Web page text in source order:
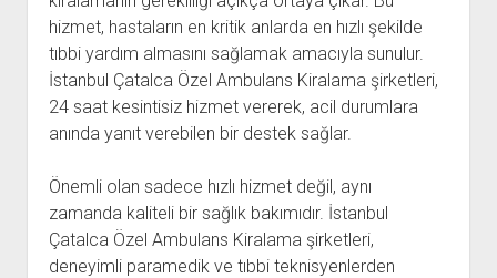
hizmet, hastaların en kritik anlarda en hızlı şekilde
tıbbi yardım almasını sağlamak amacıyla sunulur.
İstanbul Çatalca Özel Ambulans Kiralama şirketleri,
24 saat kesintisiz hizmet vererek, acil durumlara
anında yanıt verebilen bir destek sağlar.
Önemli olan sadece hızlı hizmet değil, aynı
zamanda kaliteli bir sağlık bakımıdır. İstanbul
Çatalca Özel Ambulans Kiralama şirketleri,
deneyimli paramedik ve tıbbi teknisyenlerden